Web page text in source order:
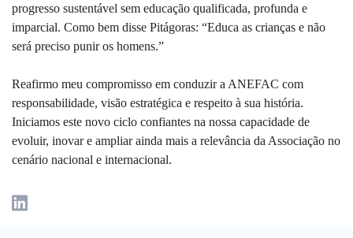
progresso sustentável sem educação qualificada, profunda e
imparcial. Como bem disse Pitágoras: “Educa as crianças e não
será preciso punir os homens.”
Reafirmo meu compromisso em conduzir a ANEFAC com
responsabilidade, visão estratégica e respeito à sua história.
Iniciamos este novo ciclo confiantes na nossa capacidade de
evoluir, inovar e ampliar ainda mais a relevância da Associação no
cenário nacional e internacional.